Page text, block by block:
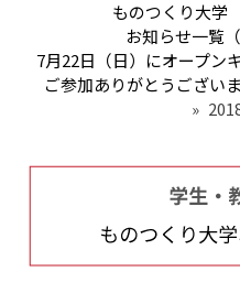
ものつくり大学
お知らせ一覧
7月22日（日）にオープン
ご参加ありがとうござい
»